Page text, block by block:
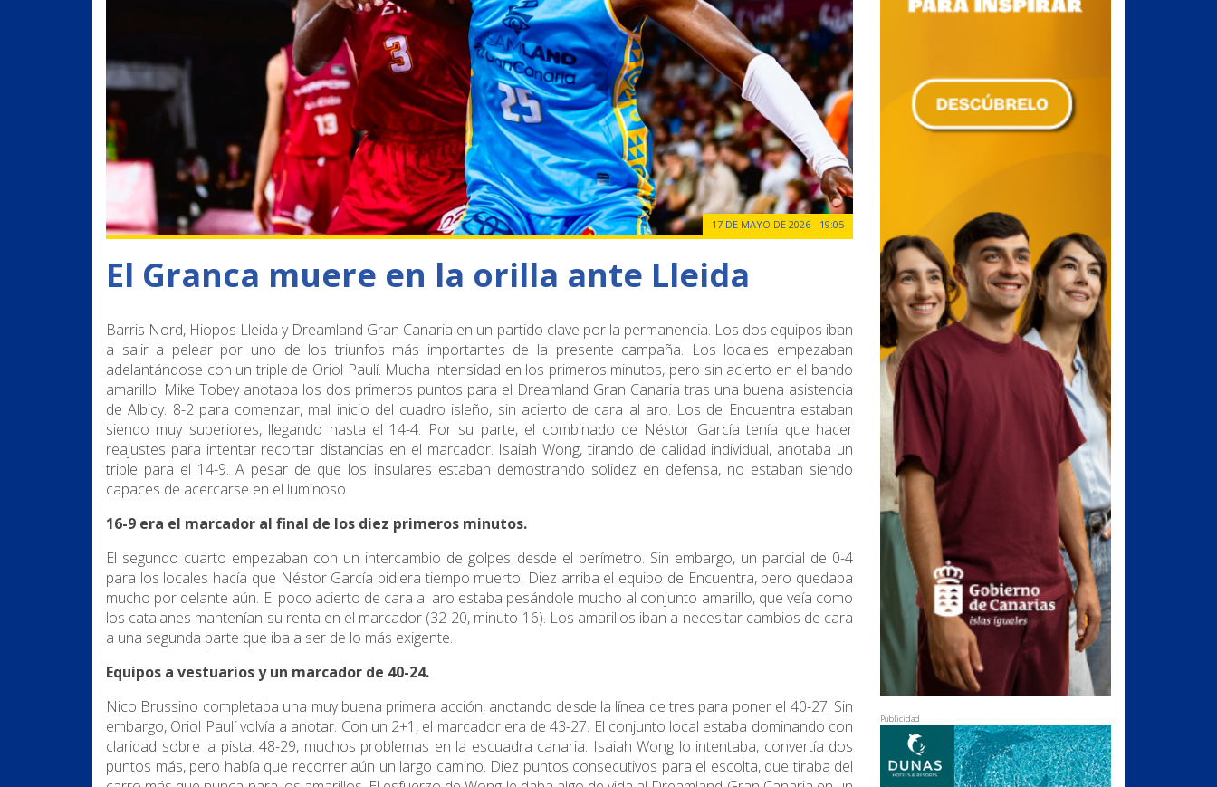
17 DE MAYO DE 2026 - 19:05
El Granca muere en la orilla ante Lleida
Barris Nord, Hiopos Lleida y Dreamland Gran Canaria en un partido clave por la permanencia. Los dos equipos iban
a salir a pelear por uno de los triunfos más importantes de la presente campaña. Los locales empezaban
adelantándose con un triple de Oriol Paulí. Mucha intensidad en los primeros minutos, pero sin acierto en el bando
amarillo. Mike Tobey anotaba los dos primeros puntos para el Dreamland Gran Canaria tras una buena asistencia
de Albicy. 8-2 para comenzar, mal inicio del cuadro isleño, sin acierto de cara al aro. Los de Encuentra estaban
siendo muy superiores, llegando hasta el 14-4. Por su parte, el combinado de Néstor García tenía que hacer
reajustes para intentar recortar distancias en el marcador. Isaiah Wong, tirando de calidad individual, anotaba un
triple para el 14-9. A pesar de que los insulares estaban demostrando solidez en defensa, no estaban siendo
capaces de acercarse en el luminoso.
16-9 era el marcador al final de los diez primeros minutos.
El segundo cuarto empezaban con un intercambio de golpes desde el perímetro. Sin embargo, un parcial de 0-4
para los locales hacía que Néstor García pidiera tiempo muerto. Diez arriba el equipo de Encuentra, pero quedaba
mucho por delante aún. El poco acierto de cara al aro estaba pesándole mucho al conjunto amarillo, que veía como
los catalanes mantenían su renta en el marcador (32-20, minuto 16). Los amarillos iban a necesitar cambios de cara
a una segunda parte que iba a ser de lo más exigente.
Equipos a vestuarios y un marcador de 40-24.
Nico Brussino completaba una muy buena primera acción, anotando desde la línea de tres para poner el 40-27. Sin
embargo, Oriol Paulí volvía a anotar. Con un 2+1, el marcador era de 43-27. El conjunto local estaba dominando con
claridad sobre la pista. 48-29, muchos problemas en la escuadra canaria. Isaiah Wong lo intentaba, convertía dos
puntos más, pero había que recorrer aún un largo camino. Diez puntos consecutivos para el escolta, que tiraba del
Publicidad